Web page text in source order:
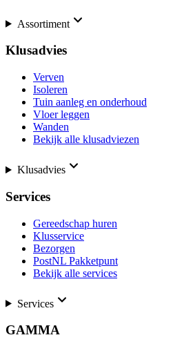
Assortiment
Klusadvies
Verven
Isoleren
Tuin aanleg en onderhoud
Vloer leggen
Wanden
Bekijk alle klusadviezen
Klusadvies
Services
Gereedschap huren
Klusservice
Bezorgen
PostNL Pakketpunt
Bekijk alle services
Services
GAMMA